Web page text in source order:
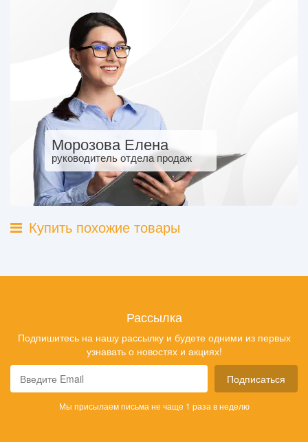
Морозова Елена
руководитель отдела продаж
Купить похожие товары
Рассылка
Подпишитесь на нашу рассылку и будете одними из первых
узнавать о новостях и акциях!
Подписаться
Мы присылаем письма не чаще 1 раза в неделю